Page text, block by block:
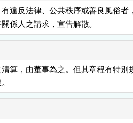
違反法律、公共秩序或善良風俗者
係人之請求，宣告解散。
算，由董事為之。但其章程有特別